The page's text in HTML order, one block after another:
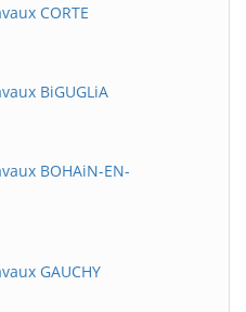
CORTE
BiGUGLiA
BOHAiN-EN-
GAUCHY